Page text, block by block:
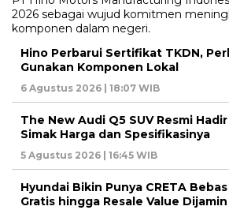
Hino Perbarui Sertifikat TKDN,
Gunakan Komponen Lokal
6 Agustus 2026 | 18:07 WIB
The New Audi Q5 SUV Resmi
Simak Harga dan Spesifikasinya
5 Agustus 2026 | 16:45 WIB
Hyundai Bikin Punya CRETA
Gratis hingga Resale Value Dijamin